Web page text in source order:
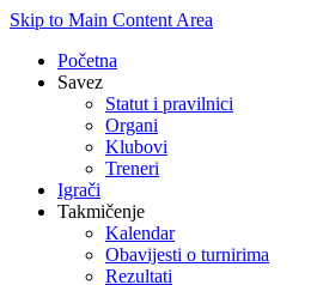
Skip to Main Content Area
Početna
Savez
Statut i pravilnici
Organi
Klubovi
Treneri
Igrači
Takmičenje
Kalendar
Obavijesti o turnirima
Rezultati